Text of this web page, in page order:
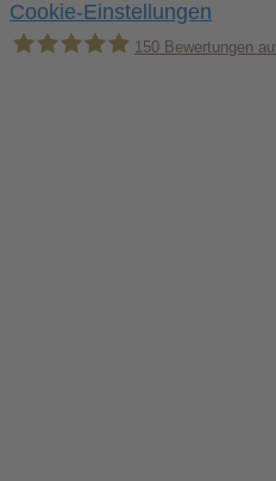
Cookie-Einstellungen
150 Bewertungen